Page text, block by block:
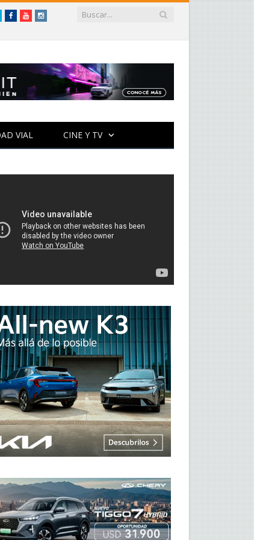
FacebookYouTubeInstagram
VIAL CINE Y TV